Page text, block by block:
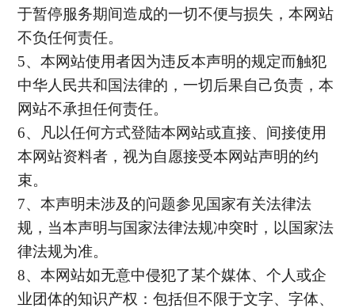
于暂停服务期间造成的一切不便与损失，本网站
不负任何责任。
5、本网站使用者因为违反本声明的规定而触犯
中华人民共和国法律的，一切后果自己负责，本
网站不承担任何责任。
6、凡以任何方式登陆本网站或直接、间接使用
本网站资料者，视为自愿接受本网站声明的约
束。
7、本声明未涉及的问题参见国家有关法律法
规，当本声明与国家法律法规冲突时，以国家法
律法规为准。
8、本网站如无意中侵犯了某个媒体、个人或企
业团体的知识产权：包括但不限于文字、字体、